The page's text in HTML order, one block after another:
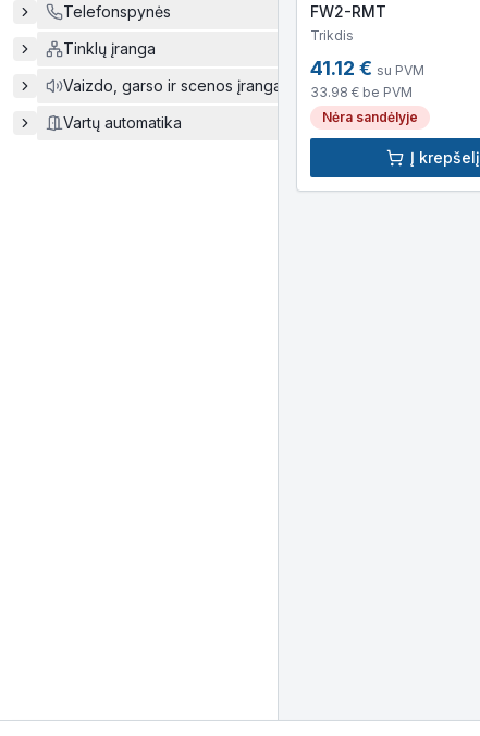
Telefonspynės
Tinklų įranga
Vaizdo, garso ir scenos įranga
Vartų automatika
FW2-RMT
Trikdis
41.12 € su PVM
33.98 € be PVM
Nėra sandėlyje
Į krepšelį